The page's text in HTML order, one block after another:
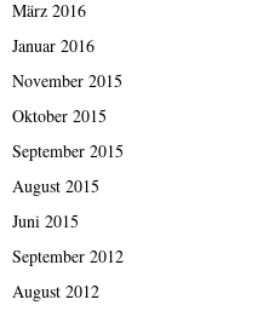
März 2016
Januar 2016
November 2015
Oktober 2015
September 2015
August 2015
Juni 2015
September 2012
August 2012